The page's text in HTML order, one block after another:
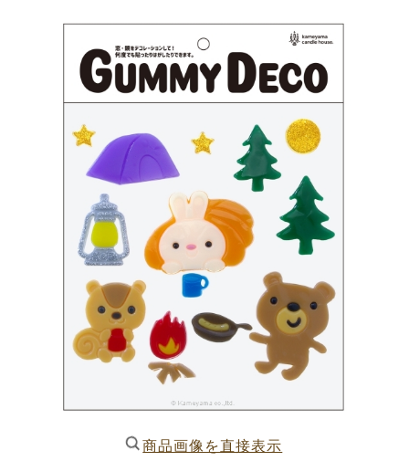
商品画像を直接表示